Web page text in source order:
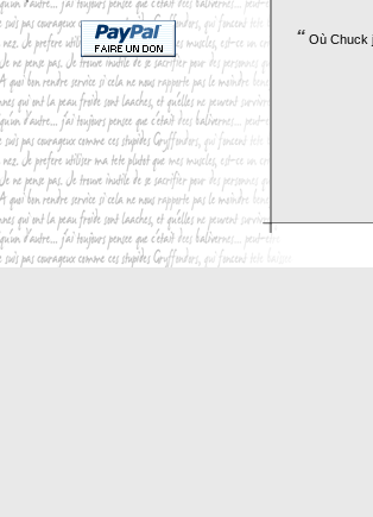
“ Où Chuck